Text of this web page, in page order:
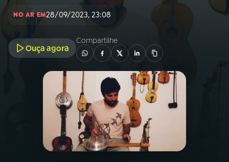
A RÁDIO
PROGRAMAÇÃO
PROGRAMAS
NO AR EM28/09/2023, 23:08
Ouça agora
Compartilhe